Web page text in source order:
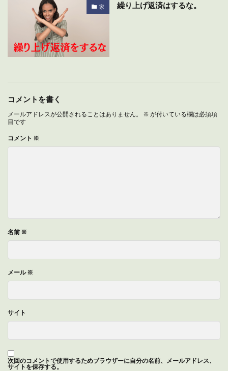
家 繰り上げ返済はするな。
コメントを書く
メールアドレスが公開されることはありません。 ※ が付いている欄は必須項
目です
コメント ※
名前 ※
メール※
サイト
次回のコメントで使用するためブラウザーに自分の名前、メールアドレス、
サイトを保存する。